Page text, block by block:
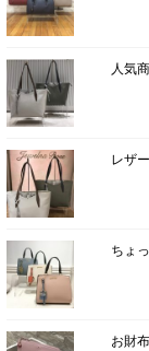
人気
レザ
ちょ
お財